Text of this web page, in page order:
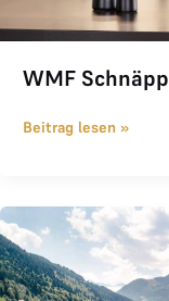
WMF
Beitrag lesen »
Golfclub Gastein